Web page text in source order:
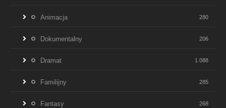
Animacja 280
Dokumentalny 206
Dramat 1 088
Familijny 285
Fantasy 268